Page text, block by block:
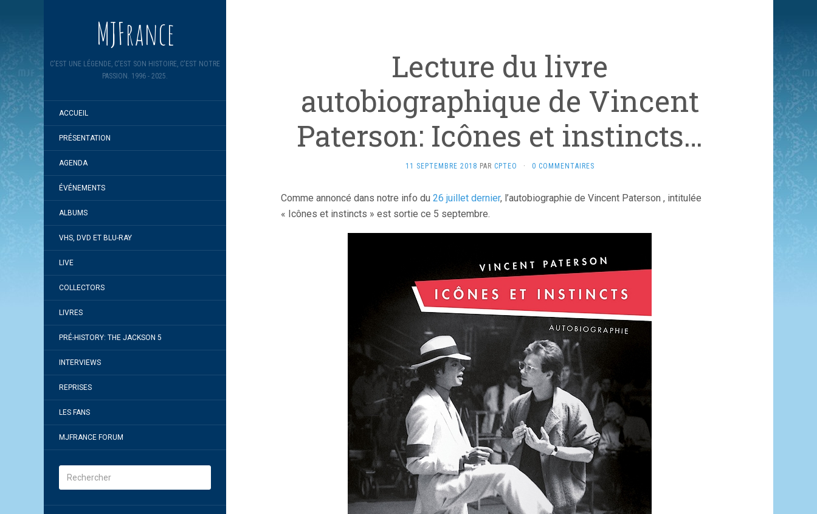
MJFrance
C'EST UNE LÉGENDE, C'EST SON HISTOIRE, C'EST NOTRE
PASSION. 1996 - 2025.
ACCUEIL
PRÉSENTATION
AGENDA
ÉVÉNEMENTS
ALBUMS
VHS, DVD ET BLU-RAY
LIVE
COLLECTORS
LIVRES
PRÉ-HISTORY: THE JACKSON 5
INTERVIEWS
REPRISES
LES FANS
MJFRANCE FORUM
Lecture du livre
autobiographique de Vincent
Paterson: Icônes et instincts…
11 SEPTEMBRE 2018 PAR CPTEO · 0 COMMENTAIRES
Comme annoncé dans notre info du 26 juillet dernier, l’autobiographie de Vincent Paterson , intitulée
« Icônes et instincts » est sortie ce 5 septembre.